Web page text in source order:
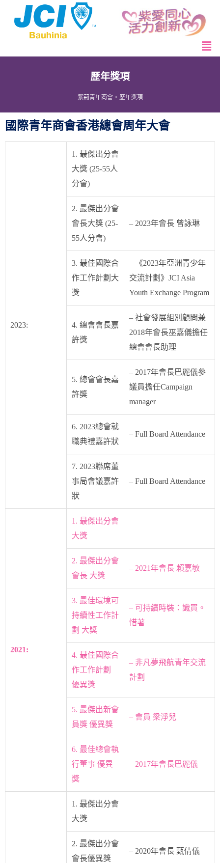
歷年獎項
紫荊青年商會> 歷年獎項
國際青年商會香港總會周年大會
2023:
1. 最傑出分會
大獎 (25-55人
分會)
2. 最傑出分會
會長大獎 (25-
55人分會)
– 2023年會長 曾詠琳
3. 最佳國際合
作工作計劃大
獎
– 《2023年亞洲青少年
交流計劃》JCI Asia
Youth Exchange Program
4. 總會會長嘉
許獎
– 社會發展組別顧問兼
2018年會長巫嘉儀擔任
總會會長助理
5. 總會會長嘉
許獎
– 2017年會長巴麗儀參
議員擔任Campaign
manager
6. 2023總會就
職典禮嘉許狀
– Full Board Attendance
7. 2023聯席董
事局會議嘉許
狀
– Full Board Attendance
2021:
1. 最傑出分會
大獎
2. 最傑出分會
會長 大獎
– 2021年會長 賴嘉敏
3. 最佳環境可
持續性工作計
劃 大獎
– 可持續時裝：識買。
惜著
4. 最佳國際合
作工作計劃
優異獎
– 非凡夢飛航青年交流
計劃
5. 最傑出新會
員獎 優異獎
– 會員 梁淨兒
6. 最佳總會執
行董事 優異
獎
– 2017年會長巴麗儀
1. 最傑出分會
大獎
2. 最傑出分會
會長優異獎
– 2020年會長 甄倩儀